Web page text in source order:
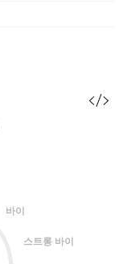
바이
스트롱 바이